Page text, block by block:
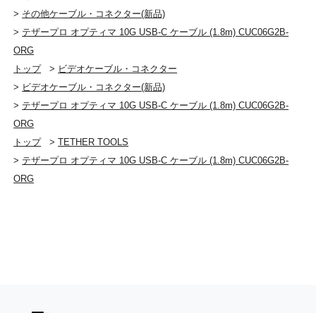
> その他ケーブル・コネクター(新品)
> テザープロ オプティマ 10G USB-C ケーブル (1.8m) CUC06G2B-
ORG
トップ
> ビデオケーブル・コネクター
> ビデオケーブル・コネクター(新品)
> テザープロ オプティマ 10G USB-C ケーブル (1.8m) CUC06G2B-
ORG
トップ
>TETHER TOOLS
> テザープロ オプティマ 10G USB-C ケーブル (1.8m) CUC06G2B-
ORG